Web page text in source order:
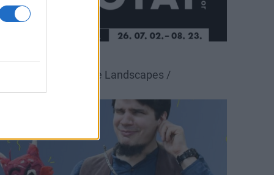
Gábor: Possible Landscapes /